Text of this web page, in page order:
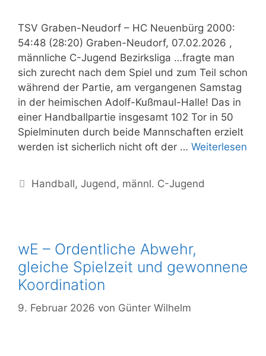
TSV Graben-Neudorf – HC Neuenbürg 2000:
54:48 (28:20) Graben-Neudorf, 07.02.2026 ,
männliche C-Jugend Bezirksliga …fragte man
sich zurecht nach dem Spiel und zum Teil schon
während der Partie, am vergangenen Samstag
in der heimischen Adolf-Kußmaul-Halle! Das in
einer Handballpartie insgesamt 102 Tor in 50
Spielminuten durch beide Mannschaften erzielt
werden ist sicherlich nicht oft der … Weiterlesen
Handball,Jugend, männl. C-Jugend
wE – Ordentliche Abwehr,
gleiche Spielzeit und gewonnene
Koordination
9. Februar 2026 von Günter Wilhelm